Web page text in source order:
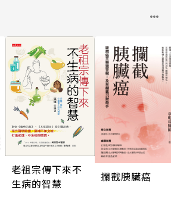
老祖宗傳下來不
生病的智慧
攔截胰臟癌